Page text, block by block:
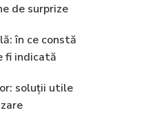
de surprize
în ce constă
fi indicată
soluții utile